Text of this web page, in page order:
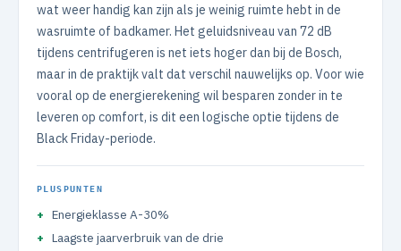
wat weer handig kan zijn als je weinig ruimte hebt in de
wasruimte of badkamer. Het geluidsniveau van 72 dB
tijdens centrifugeren is net iets hoger dan bij de Bosch,
maar in de praktijk valt dat verschil nauwelijks op. Voor wie
vooral op de energierekening wil besparen zonder in te
leveren op comfort, is dit een logische optie tijdens de
Black Friday-periode.
PLUSPUNTEN
Energieklasse A-30%
Laagste jaarverbruik van de drie